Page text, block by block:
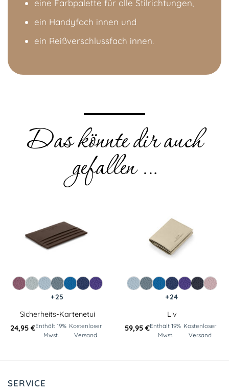
eine Farbpalette für alle Stilrichtungen,
ein Handyfach innen und
ein Reißverschlussfach innen.
Das könnte dir auch
gefallen …
+25
Sicherheits-Kartenetui
24,95 €Enthält 19%
Mwst.
Kostenloser
Versand
+24
Liv
59,95 €Enthält 19%
Mwst.
Kostenloser
Versand
SERVICE